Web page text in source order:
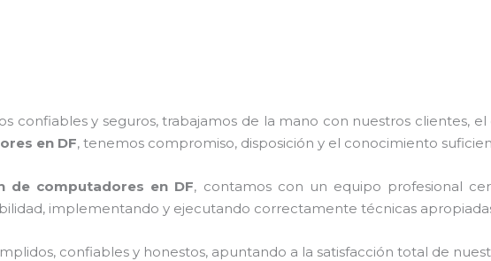
confiables y seguros, trabajamos de la mano con nuestros clientes,
en DF, tenemos compromiso, disposición y el conocimiento
de computadores en DF, contamos con un equipo profesional
implementando y ejecutando correctamente técnicas
confiables y honestos, apuntando a la satisfacción total de